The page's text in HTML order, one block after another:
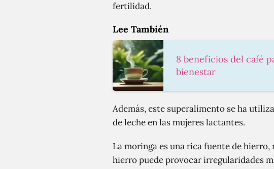
fertilidad.
Lee También
8 beneficios del café
bienestar
Además, este superalimento se ha
de leche en las mujeres lactantes.
La moringa es una rica fuente de
hierro puede provocar irregularidades